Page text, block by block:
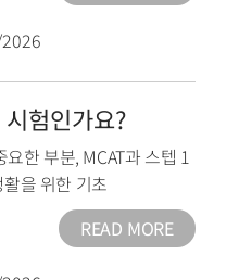
험인가요?
요한 부분, MCAT과 스텝 1
을 위한 기초
READ MORE